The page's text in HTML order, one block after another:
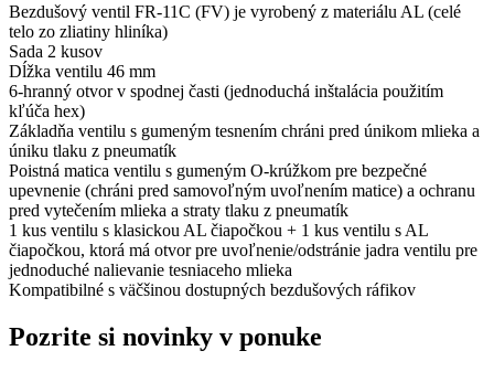
Bezdušový ventil FR-11C (FV) je vyrobený z materiálu AL (celé
telo zo zliatiny hliníka)
Sada 2 kusov
Dĺžka ventilu 46 mm
6-hranný otvor v spodnej časti (jednoduchá inštalácia použitím
kľúča hex)
Základňa ventilu s gumeným tesnením chráni pred únikom mlieka a
úniku tlaku z pneumatík
Poistná matica ventilu s gumeným O-krúžkom pre bezpečné
upevnenie (chráni pred samovoľným uvoľnením matice) a ochranu
pred vytečením mlieka a straty tlaku z pneumatík
1 kus ventilu s klasickou AL čiapočkou + 1 kus ventilu s AL
čiapočkou, ktorá má otvor pre uvoľnenie/odstránie jadra ventilu pre
jednoduché nalievanie tesniaceho mlieka
Kompatibilné s väčšinou dostupných bezdušových ráfikov
Pozrite si novinky v ponuke